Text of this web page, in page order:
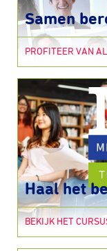
Samen
PROFITEER VAN
Haal het
BEKIJK HET